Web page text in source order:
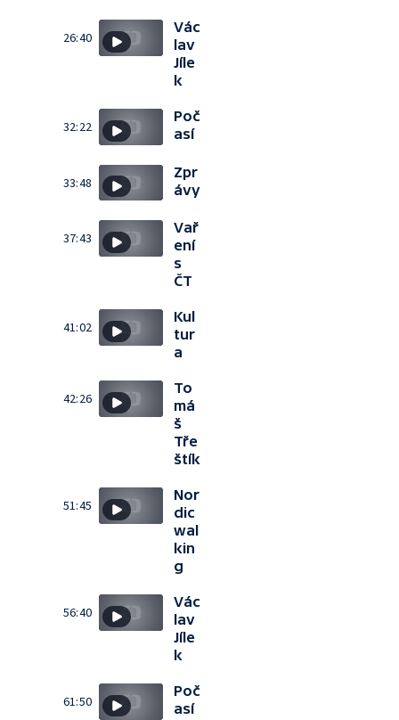
26:40
Vác
lav
Jíle
k
32:22
Poč
así
33:48
Zpr
ávy
37:43
Vař
ení
s
ČT
41:02
Kul
tur
a
42:26
To
má
š
Tře
štík
51:45
Nor
dic
wal
kin
g
56:40
Vác
lav
Jíle
k
61:50
Poč
así